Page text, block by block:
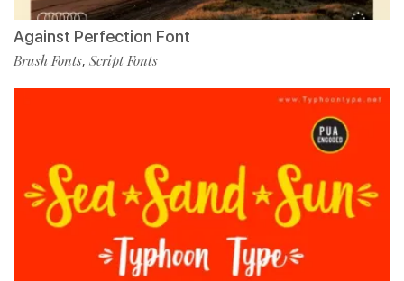
Against Perfection Font
Brush Fonts, Script Fonts